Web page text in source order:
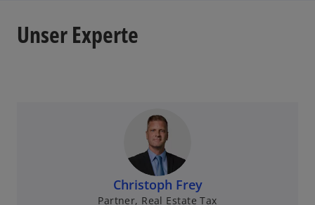
Unser Experte
Christoph Frey
Partner, Real Estate Tax